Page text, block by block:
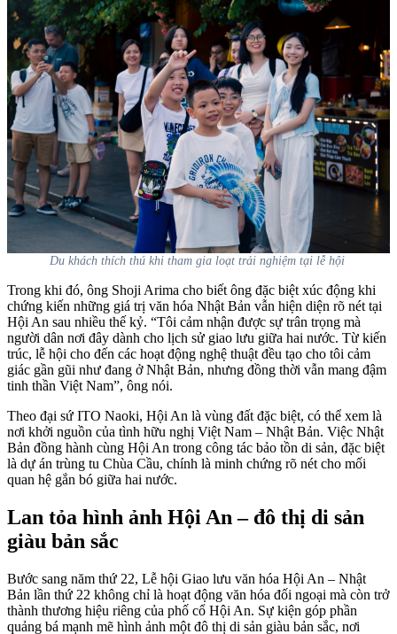
Du khách thích thú khi tham gia loạt trải nghiệm tại lễ hội
Trong khi đó, ông Shoji Arima cho biết ông đặc biệt xúc động khi
chứng kiến những giá trị văn hóa Nhật Bản vẫn hiện diện rõ nét tại
Hội An sau nhiều thế kỷ. “Tôi cảm nhận được sự trân trọng mà
người dân nơi đây dành cho lịch sử giao lưu giữa hai nước. Từ kiến
trúc, lễ hội cho đến các hoạt động nghệ thuật đều tạo cho tôi cảm
giác gần gũi như đang ở Nhật Bản, nhưng đồng thời vẫn mang đậm
tinh thần Việt Nam”, ông nói.
Theo đại sứ ITO Naoki, Hội An là vùng đất đặc biệt, có thể xem là
nơi khởi nguồn của tình hữu nghị Việt Nam – Nhật Bản. Việc Nhật
Bản đồng hành cùng Hội An trong công tác bảo tồn di sản, đặc biệt
là dự án trùng tu Chùa Cầu, chính là minh chứng rõ nét cho mối
quan hệ gắn bó giữa hai nước.
Lan tỏa hình ảnh Hội An – đô thị di sản
giàu bản sắc
Bước sang năm thứ 22, Lễ hội Giao lưu văn hóa Hội An – Nhật
Bản lần thứ 22 không chỉ là hoạt động văn hóa đối ngoại mà còn trở
thành thương hiệu riêng của phố cổ Hội An. Sự kiện góp phần
quảng bá mạnh mẽ hình ảnh một đô thị di sản giàu bản sắc, nơi